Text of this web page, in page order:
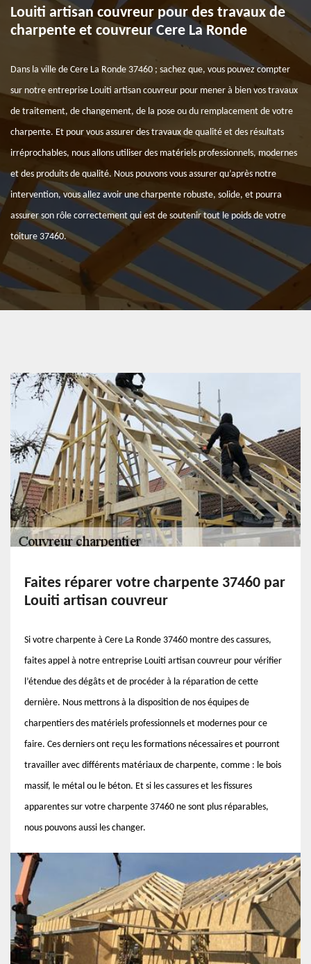
Louiti artisan couvreur pour des travaux de
charpente et couvreur Cere La Ronde
Dans la ville de Cere La Ronde 37460 ; sachez que, vous pouvez compter
sur notre entreprise Louiti artisan couvreur pour mener à bien vos travaux
de traitement, de changement, de la pose ou du remplacement de votre
charpente. Et pour vous assurer des travaux de qualité et des résultats
irréprochables, nous allons utiliser des matériels professionnels, modernes
et des produits de qualité. Nous pouvons vous assurer qu’après notre
intervention, vous allez avoir une charpente robuste, solide, et pourra
assurer son rôle correctement qui est de soutenir tout le poids de votre
toiture 37460.
Faites réparer votre charpente 37460 par
Louiti artisan couvreur
Si votre charpente à Cere La Ronde 37460 montre des cassures,
faites appel à notre entreprise Louiti artisan couvreur pour vérifier
l’étendue des dégâts et de procéder à la réparation de cette
dernière. Nous mettrons à la disposition de nos équipes de
charpentiers des matériels professionnels et modernes pour ce
faire. Ces derniers ont reçu les formations nécessaires et pourront
travailler avec différents matériaux de charpente, comme : le bois
massif, le métal ou le béton. Et si les cassures et les fissures
apparentes sur votre charpente 37460 ne sont plus réparables,
nous pouvons aussi les changer.